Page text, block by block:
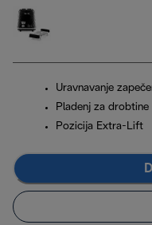
Uravnavanje
Pladenj za drobtine
Pozicija Extra-Lift